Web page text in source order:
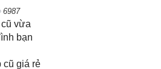
6987
vừa
bạn
cũ giá rẻ